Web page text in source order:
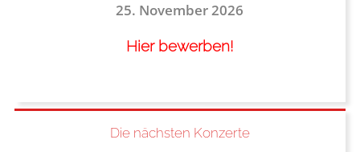
25. November 2026
Hier bewerben!
Die nächsten Konzerte